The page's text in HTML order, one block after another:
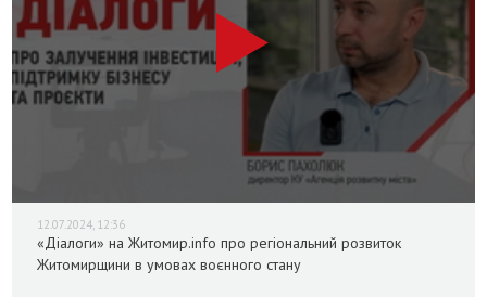
12.07.2024, 12:36
«Діалоги» на Житомир.info про регіональний розвиток
Житомирщини в умовах воєнного стану